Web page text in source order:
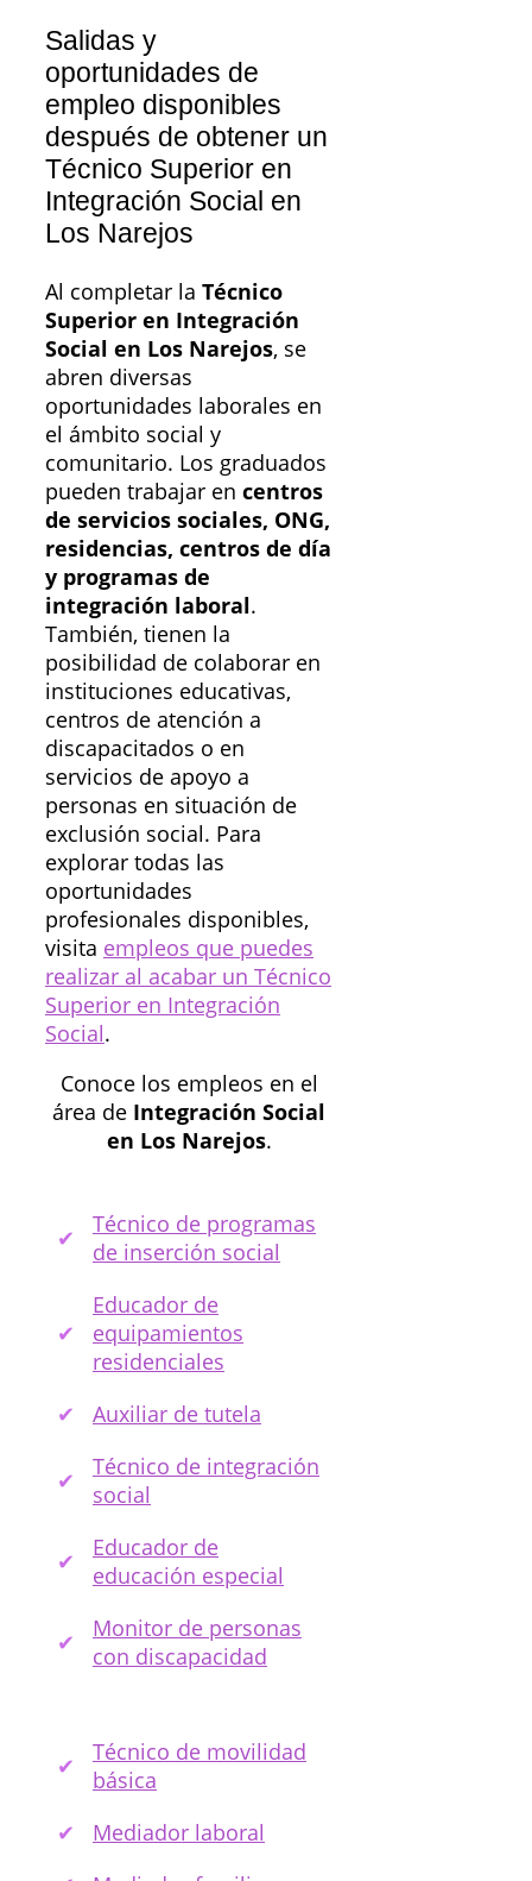
Salidas y
oportunidades de
empleo disponibles
después de obtener un
Técnico Superior en
Integración Social en
Los Narejos
Al completar la Técnico
Superior en Integración
Social en Los Narejos, se
abren diversas
oportunidades laborales en
el ámbito social y
comunitario. Los graduados
pueden trabajar en centros
de servicios sociales, ONG,
residencias, centros de día
y programas de
integración laboral.
También, tienen la
posibilidad de colaborar en
instituciones educativas,
centros de atención a
discapacitados o en
servicios de apoyo a
personas en situación de
exclusión social. Para
explorar todas las
oportunidades
profesionales disponibles,
visita empleos que puedes
realizar al acabar un Técnico
Superior en Integración
Social.
Conoce los empleos en el
área de Integración Social
en Los Narejos.
Técnico de programas
de inserción social
Educador de
equipamientos
residenciales
Auxiliar de tutela
Técnico de integración
social
Educador de
educación especial
Monitor de personas
con discapacidad
Técnico de movilidad
básica
Mediador laboral